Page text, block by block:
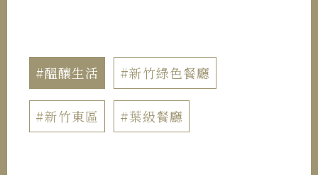
#醞釀生活 #新竹綠色餐廳
#新竹東區 #葉級餐廳